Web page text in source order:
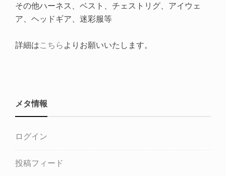
その他ハーネス、ベスト、チェストリグ、アイウェ
ア、ヘッドギア、迷彩服等
詳細はこちら よりお願いいたします。
メタ情報
ログイン
投稿フィード